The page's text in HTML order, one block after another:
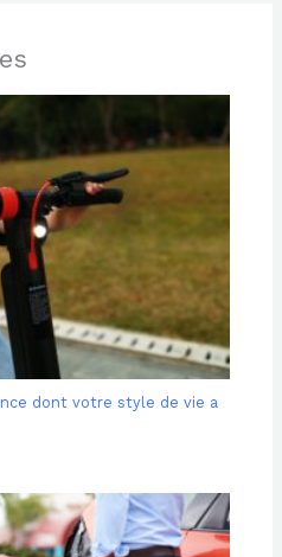
dont votre style de vie a